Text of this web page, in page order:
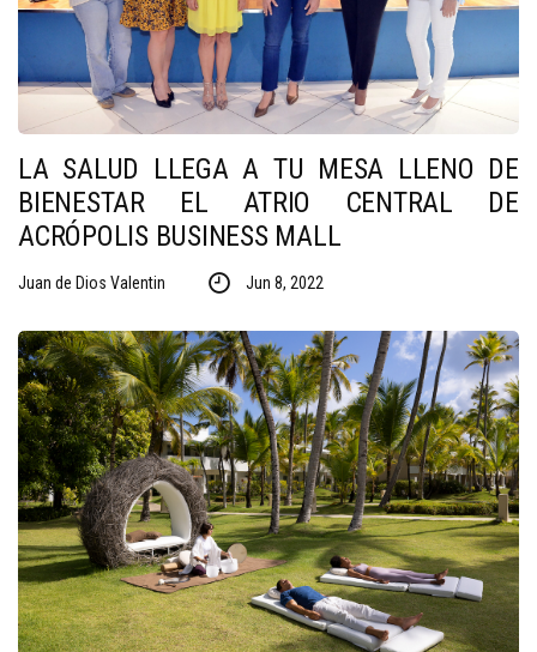
LA SALUD LLEGA A TU MESA LLENO DE
BIENESTAR EL ATRIO CENTRAL DE
ACRÓPOLIS BUSINESS MALL
Juan de Dios Valentin Jun 8, 2022